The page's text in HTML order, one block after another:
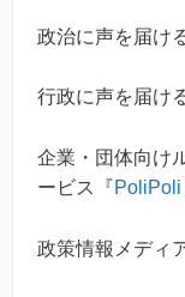
政治に声を届け
行政に声を届け
企業・団体向け
ービス『
政策情報メディ